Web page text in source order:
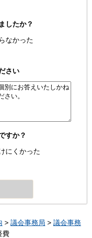
したか？
なかった
さい
すか？
にくかった
> 議会事務局 > 議会事務
費